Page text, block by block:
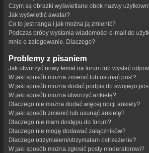
Czym są obrazki wyświetlane obok nazwy
Jak wyświetlić awatar?
Co to jest ranga i jak można ją zmienić?
Podczas próby wysłania wiadomości e-mail do
mnie o zalogowanie. Dlaczego?
Problemy z pisaniem
Jak utworzyć nowy temat na forum lub wysłać
W jaki sposób można zmienić lub usunąć post?
W jaki sposób można dodać podpis do swojego
W jaki sposób można utworzyć ankietę?
Dlaczego nie można dodać więcej opcji ankiety?
W jaki sposób zmienić lub usunąć ankietę?
Dlaczego nie mam dostępu do forum?
Dlaczego nie mogę dodawać załączników?
Dlaczego otrzymałem/otrzymałam ostrzeżenie?
W jaki sposób można zgłosić posty moderatorowi?